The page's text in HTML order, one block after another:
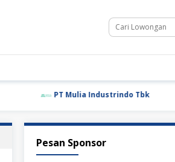
PT Mulia Industrindo Tbk
Pesan Sponsor